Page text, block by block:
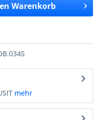
Warenkorb
mehr